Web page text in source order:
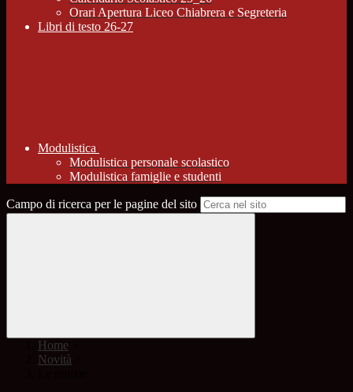
Orari Apertura Liceo Chiabrera e Segreteria
Libri di testo 26-27
Modulistica
Modulistica personale scolastico
Modulistica famiglie e studenti
Campo di ricerca per le pagine del sito
Home
Novità